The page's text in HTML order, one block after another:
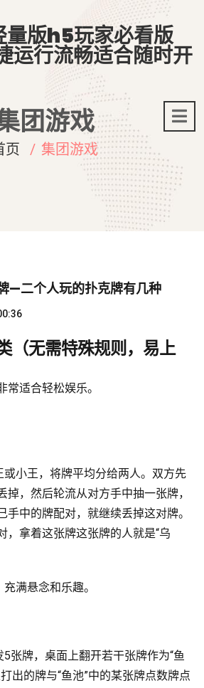
版h5玩家必看版
运行流畅适合随时开
团游戏
页 集团游戏
—二个人玩的扑克牌有几种
（无需特殊规则，易上
适合轻松娱乐。
或小王，将牌平均分给两人。双方先
掉，然后轮流从对方手中抽一张牌，
手中的牌配对，就继续丢掉这对牌。
，拿着这张牌这张牌的人就是“乌
满悬念和乐趣。
5张牌，桌面上翻开若干张牌作为“鱼
出的牌与“鱼池”中的某张牌点数牌点